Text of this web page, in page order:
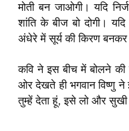
मोती बन जाओगी। यदि
शांति के बीज बो दोगी।
अंधेरे में सूर्य की किरण बनकर
कवि ने इस बीच में बोलने की
ओर देखते ही भगवान विष्णु
तुम्हें देता हूं, इसे लो और सुखी